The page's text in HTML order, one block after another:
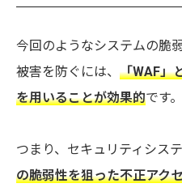
今回のようなシステムの脆
被害を防ぐには、 「WAF」
を用いることが効果的です。
つまり、セキュリティシス
の脆弱性を狙った不正アク